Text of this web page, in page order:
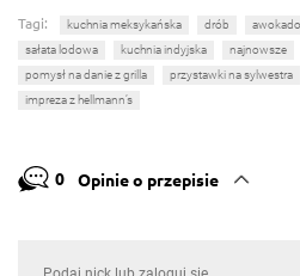
Tagi: kuchnia meksykańska drób awokado
sałata lodowa
kuchnia indyjska najnowsze
pomysł na danie z grilla
przystawki na sylwestra
impreza z hellmann’s
0 Opinie o przepisie